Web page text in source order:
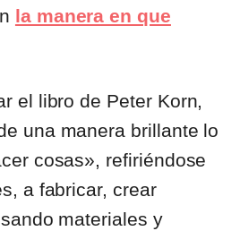
la manera en que
el libro de Peter Korn,
una manera brillante lo
cosas», refiriéndose
a fabricar, crear
materiales y